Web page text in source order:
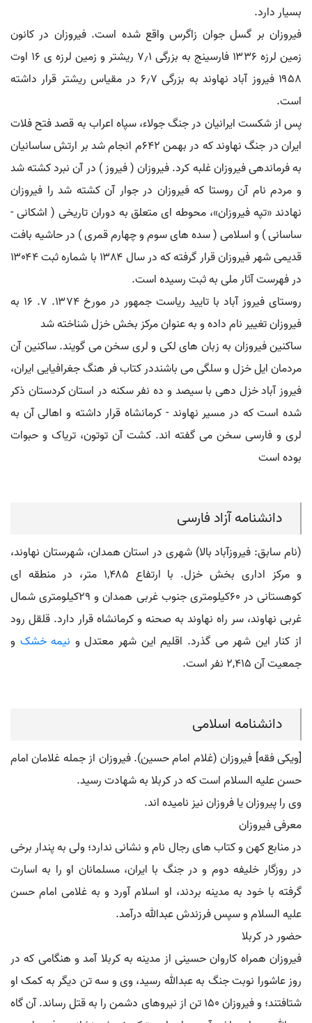
بسیار دارد.
فیروزان بر گسل جوان زاگرس واقع شده است. فیروزان در کانون
زمین لرزه ۱۳۳۶ فارسینج به بزرگی ۷٫۱ ریشتر و زمین لرزه ی ۱۶ اوت
۱۹۵۸ فیروز آباد نهاوند به بزرگی ۶٫۷ در مقیاس ریشتر قرار داشته
است.
پس از شکست ایرانیان در جنگ جولاء، سپاه اعراب به قصد فتح فلات
ایران در جنگ نهاوند که در بهمن ۶۴۲م انجام شد بر ارتش ساسانیان
به فرماندهی فیروزان غلبه کرد. فیروزان ( فیروز ) در آن نبرد کشته شد
و مردم نام آن روستا که فیروزان در جوار آن کشته شد را فیروزان
نهادند «تپه فیروزان»، محوطه ای متعلق به دوران تاریخی ( اشکانی -
ساسانی ) و اسلامی ( سده های سوم و چهارم قمری ) در حاشیه بافت
قدیمی شهر فیروزان قرار گرفته که در سال ۱۳۸۴ با شماره ثبت ۱۳۰۴۴
در فهرست آثار ملی به ثبت رسیده است.
روستای فیروز آباد با تایید ریاست جمهور در مورخ ۱۳۷۴. ۷. ۱۶ به
فیروزان تغییر نام داده و به عنوان مرکز بخش خزل شناخته شد
ساکنین فیروزان به زبان های لکی و لری سخن می گویند. ساکنین آن
مردمان ایل خزل و سلگی می باشنددر کتاب فر هنگ جغرافیایی ایران،
فیروز آباد خزل دهی با سیصد و ده نفر سکنه در استان کردستان ذکر
شده است که در مسیر نهاوند - کرمانشاه قرار داشته و اهالی آن به
لری و فارسی سخن می گفته اند. کشت آن توتون، تریاک و حبوات
بوده است
دانشنامه آزاد فارسی
(نام سابق: فیروزآباد بالا) شهری در استان همدان، شهرستان نهاوند،
و مرکز اداری بخش خزل. با ارتفاع ۱,۴۸۵ متر، در منطقه ای
کوهستانی در ۶۰کیلومتری جنوب غربی همدان و ۲۹کیلومتری شمال
غربی نهاوند، سر راه نهاوند به صحنه و کرمانشاه قرار دارد. قلقل رود
از کنار این شهر می گذرد. اقلیم این شهر معتدل و نیمه خشک و
جمعیت آن ۲,۴۱۵ نفر است.
دانشنامه اسلامی
[ویکی فقه] فیروزان (غلام امام حسین). فیروزان از جمله غلامان امام
حسن علیه السلام است که در کربلا به شهادت رسید.
وی را پیروزان یا فروزان نیز نامیده اند.
معرفی فیروزان
در منابع کهن و کتاب های رجال نام و نشانی ندارد؛ ولی به پندار برخی
در روزگار خلیفه دوم و در جنگ با ایران، مسلمانان او را به اسارت
گرفته با خود به مدینه بردند، او اسلام آورد و به غلامی امام حسن
علیه السلام و سپس فرزندش عبدالله درآمد.
حضور در کربلا
فیروزان همراه کاروان حسینی از مدینه به کربلا آمد و هنگامی که در
روز عاشورا نوبت جنگ به عبدالله رسید، وی و سه تن دیگر به کمک او
شتافتند؛ و فیروزان ۱۵۰ تن از نیروهای دشمن را به قتل رساند. آن گاه